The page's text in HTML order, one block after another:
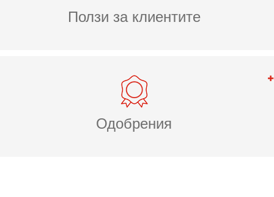
Ползи за клиентите
Одобрения